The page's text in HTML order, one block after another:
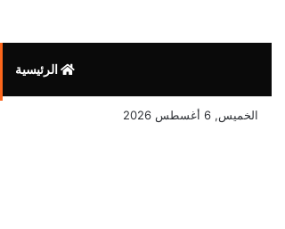
الرئيسية
الخميس, 6 أغسطس 2026